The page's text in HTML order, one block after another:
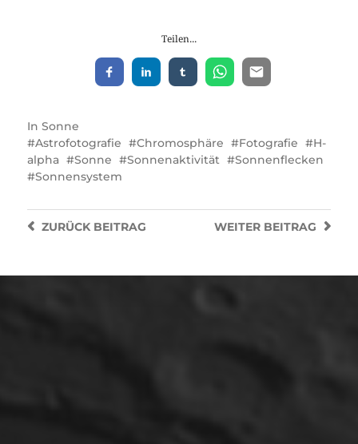
Teilen...
In Sonne
Astrofotografie
Chromosphäre Fotografie
H-
alpha
Sonne Sonnenaktivität
Sonnenflecken
Sonnensystem
WEITER BEITRAG
ZURÜCKBEITRAG